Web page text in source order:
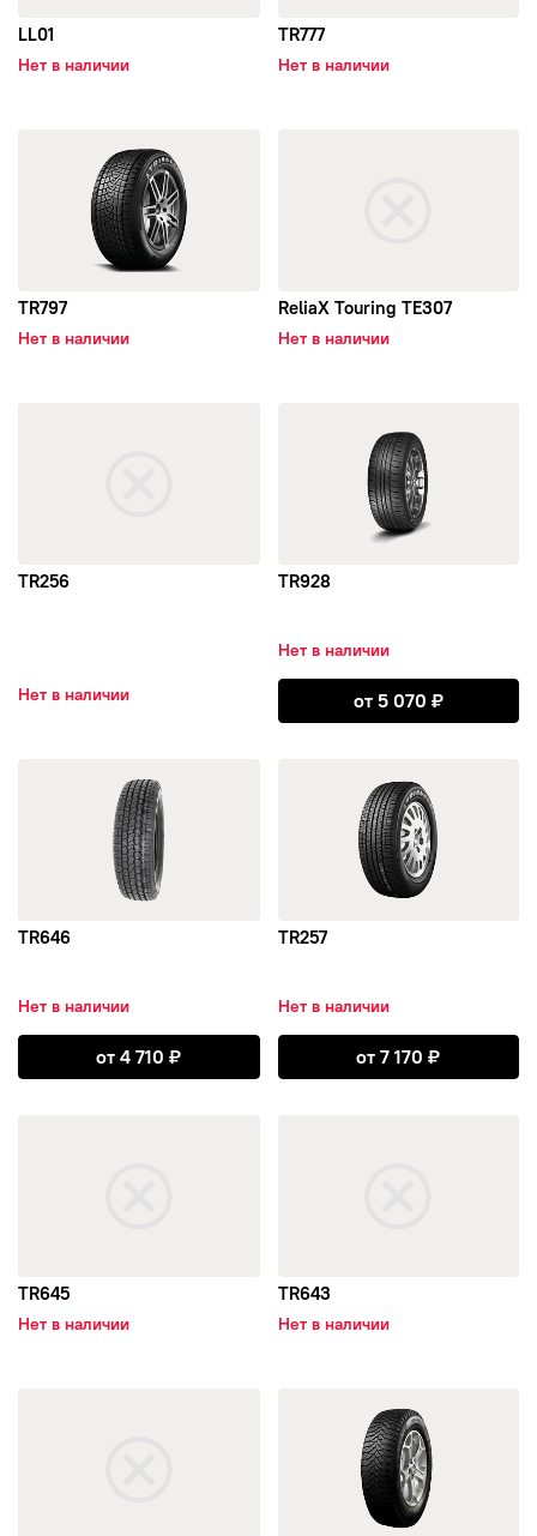
LL01
Нет в наличии
TR777
Нет в наличии
TR797
Нет в наличии
ReliaX Touring TE307
Нет в наличии
TR256
Нет в наличии
TR928
от 5 070 ₽
Открыть TR928
Нет в наличии
TR646
от4 710 ₽
Открыть TR646
Нет в наличии
TR257
от7 170 ₽
Открыть TR257
Нет в наличии
TR645
Нет в наличии
TR643
Нет в наличии